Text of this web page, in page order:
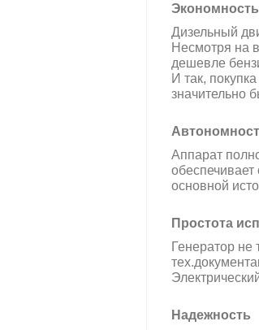
Экономность
Дизельный
Несмотря на
дешевле
И так,
значительно
Аппарат
обеспечивает
основной
Простота
Генератор не
Надежность